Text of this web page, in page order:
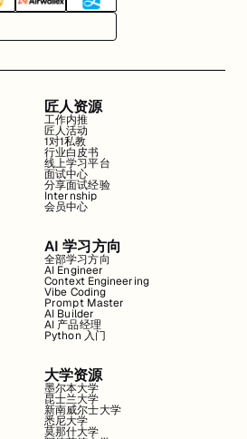
匠人资源
工作内推
匠人活动
1对1私教
行业白皮书
线上学习平台
面试中心
分享面试经验
Internship
会员中心
AI 学习方向
全部学习方向
AI Engineer
Context Engineering
Vibe Coding
Prompt Master
AI Builder
AI 产品经理
Python 入门
大学资源
墨尔本大学
昆士兰大学
新南威尔士大学
悉尼大学
莫那什大学